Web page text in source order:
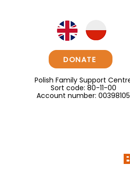
DONATE
Polish Family Support
Sort code: 80-11-00
Account number: 00398105